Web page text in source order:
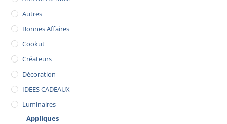
Autres
Bonnes Affaires
Cookut
Créateurs
Décoration
IDEES CADEAUX
Luminaires
Appliques